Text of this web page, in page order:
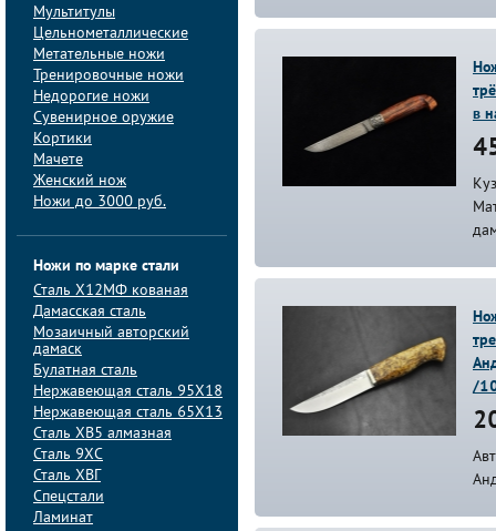
Мультитулы
Цельнометаллические
Метательные ножи
Тренировочные ножи
Недорогие ножи
Сувенирное оружие
Кортики
Мачете
Женский нож
Ножи до 3000 руб.
Ножи по марке стали
Сталь Х12МФ кованая
Дамасская сталь
Мозаичный авторский
дамаск
Булатная сталь
Нержавеющая сталь 95Х18
Нержавеющая сталь 65Х13
Сталь ХВ5 алмазная
Сталь 9ХС
Сталь ХВГ
Спецстали
Ламинат
в
/